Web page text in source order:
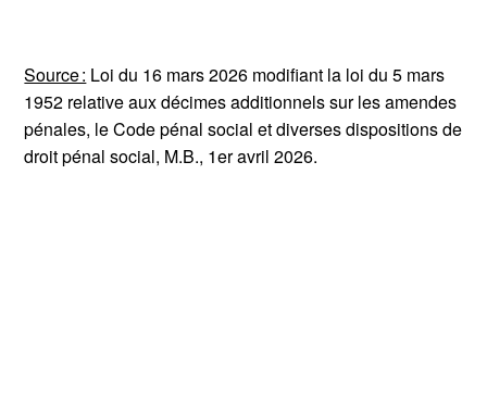
Source : Loi du 16 mars 2026 modifiant la loi du 5 mars
1952 relative aux décimes additionnels sur les amendes
pénales, le Code pénal social et diverses dispositions de
droit pénal social, M.B., 1er avril 2026.